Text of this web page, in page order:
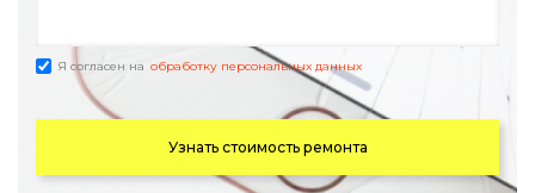
Я согласен на обработку персональных данных
Узнать стоимость ремонта